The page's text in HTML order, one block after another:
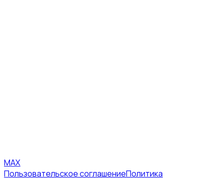
MAX
Пользовательское соглашениеПолитика